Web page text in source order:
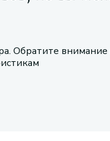
Обратите внимание